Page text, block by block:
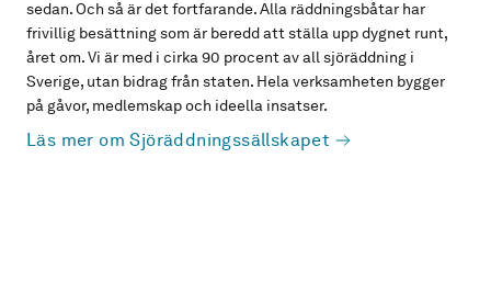
sedan. Och så är det fortfarande. Alla räddningsbåtar har
frivillig besättning som är beredd att ställa upp dygnet runt,
året om. Vi är med i cirka 90 procent av all sjöräddning i
Sverige, utan bidrag från staten. Hela verksamheten bygger
på gåvor, medlemskap och ideella insatser.
Läs mer om Sjöräddningssällskapet